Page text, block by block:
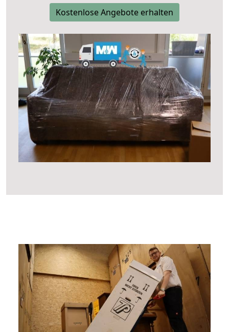
Kostenlose Angebote erhalten